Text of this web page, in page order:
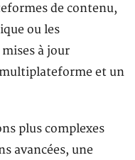
de contenu,
ou les
à jour
et un
plus complexes
avancées, une